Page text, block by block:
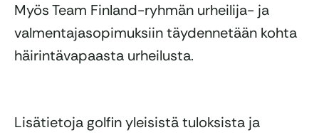
Myös Team Finland-ryhmän urheilija- ja
valmentajasopimuksiin täydennetään kohta
häirintävapaasta urheilusta.
Lisätietoja golfin yleisistä tuloksista ja